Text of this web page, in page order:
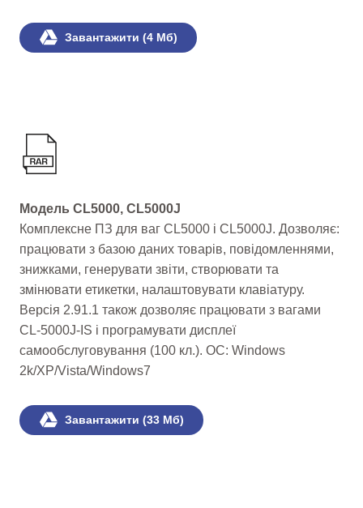
Завантажити (4 Мб)
Модель CL5000, CL5000J
Комплексне ПЗ для ваг CL5000 і CL5000J. Дозволяє:
працювати з базою даних товарів, повідомленнями,
знижками, генерувати звіти, створювати та
змінювати етикетки, налаштовувати клавіатуру.
Версія 2.91.1 також дозволяє працювати з вагами
CL-5000J-IS і програмувати дисплеї
самообслуговування (100 кл.). ОС: Windows
2k/XP/Vista/Windows7
Завантажити (33 Мб)